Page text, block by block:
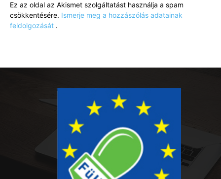
Ez az oldal az Akismet szolgáltatást használja a spam
csökkentésére. Ismerje meg a hozzászólás adatainak
feldolgozását .